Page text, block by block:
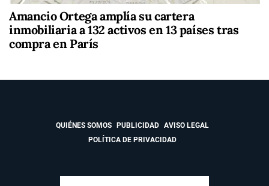
Amancio Ortega amplía su cartera
inmobiliaria a 132 activos en 13 países tras
compra en París
QUIÉNES SOMOS PUBLICIDAD
AVISO LEGAL
POLÍTICA DE PRIVACIDAD